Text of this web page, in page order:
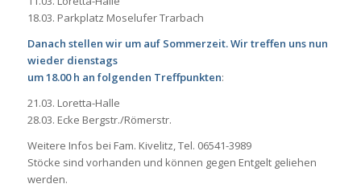
18.03. Parkplatz Moselufer Trarbach
Danach stellen wir um auf Sommerzeit. Wir treffen uns nun
wieder dienstags
um 18.00 h an folgenden Treffpunkten:
21.03. Loretta-Halle
28.03. Ecke Bergstr./Römerstr.
Weitere Infos bei Fam. Kivelitz, Tel. 06541-3989
Stöcke sind vorhanden und können gegen Entgelt geliehen
werden.